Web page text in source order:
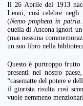
Il 26 Aprile del 1913
Leoni, così celebre
(Nemo propheta in patria
quella di Ancona ignori
(mai nessuna
un suo libro nella
Questo è purtroppo frutto
presenti nel nostro
“casematte del potere e
il giurista risulta così
vuole nemmeno